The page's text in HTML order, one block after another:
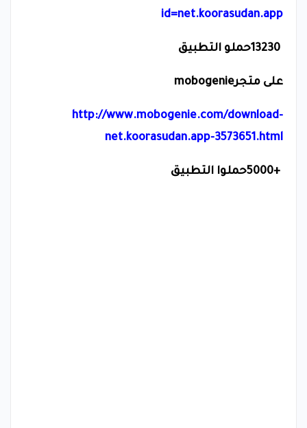
id=net.koorasudan.app
13230حملو التطبيق
على متجرmobogenie
http://www.mobogenie.com/download-
net.koorasudan.app-3573651.html
5000+حملوا التطبيق